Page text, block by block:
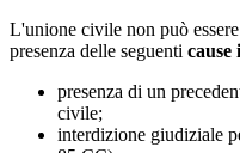
L'unione civile non può
presenza delle seguenti cause
presenza di un
civile;
interdizione giudiziale